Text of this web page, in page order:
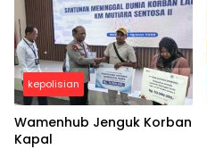
kepolisian
Wamenhub Jenguk Korban
Kapal